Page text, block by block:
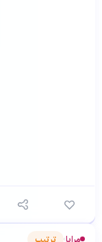
مرايا› ترتيب